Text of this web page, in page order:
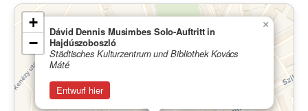
Dávid Dennis Musimbes Solo-Auftritt in
Hajdúszoboszló
Städtisches Kulturzentrum und Bibliothek Kovács
Máté
Entwurf hier
×
+
−